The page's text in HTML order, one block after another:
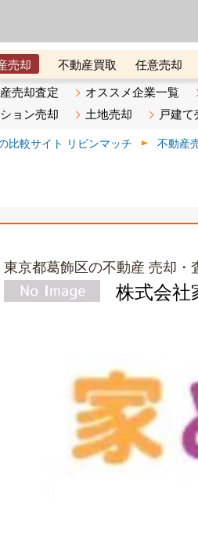
売却 不動産買取 任意売却
展示場
ベスト不動産カンパニー
売却査定 オススメ企業一覧
ョン売却
土地売却 戸建て
比較サイト リビンマッチ 不動産
東京都葛飾区の不動産 売却・
株式会